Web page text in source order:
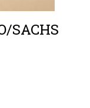
SACHS